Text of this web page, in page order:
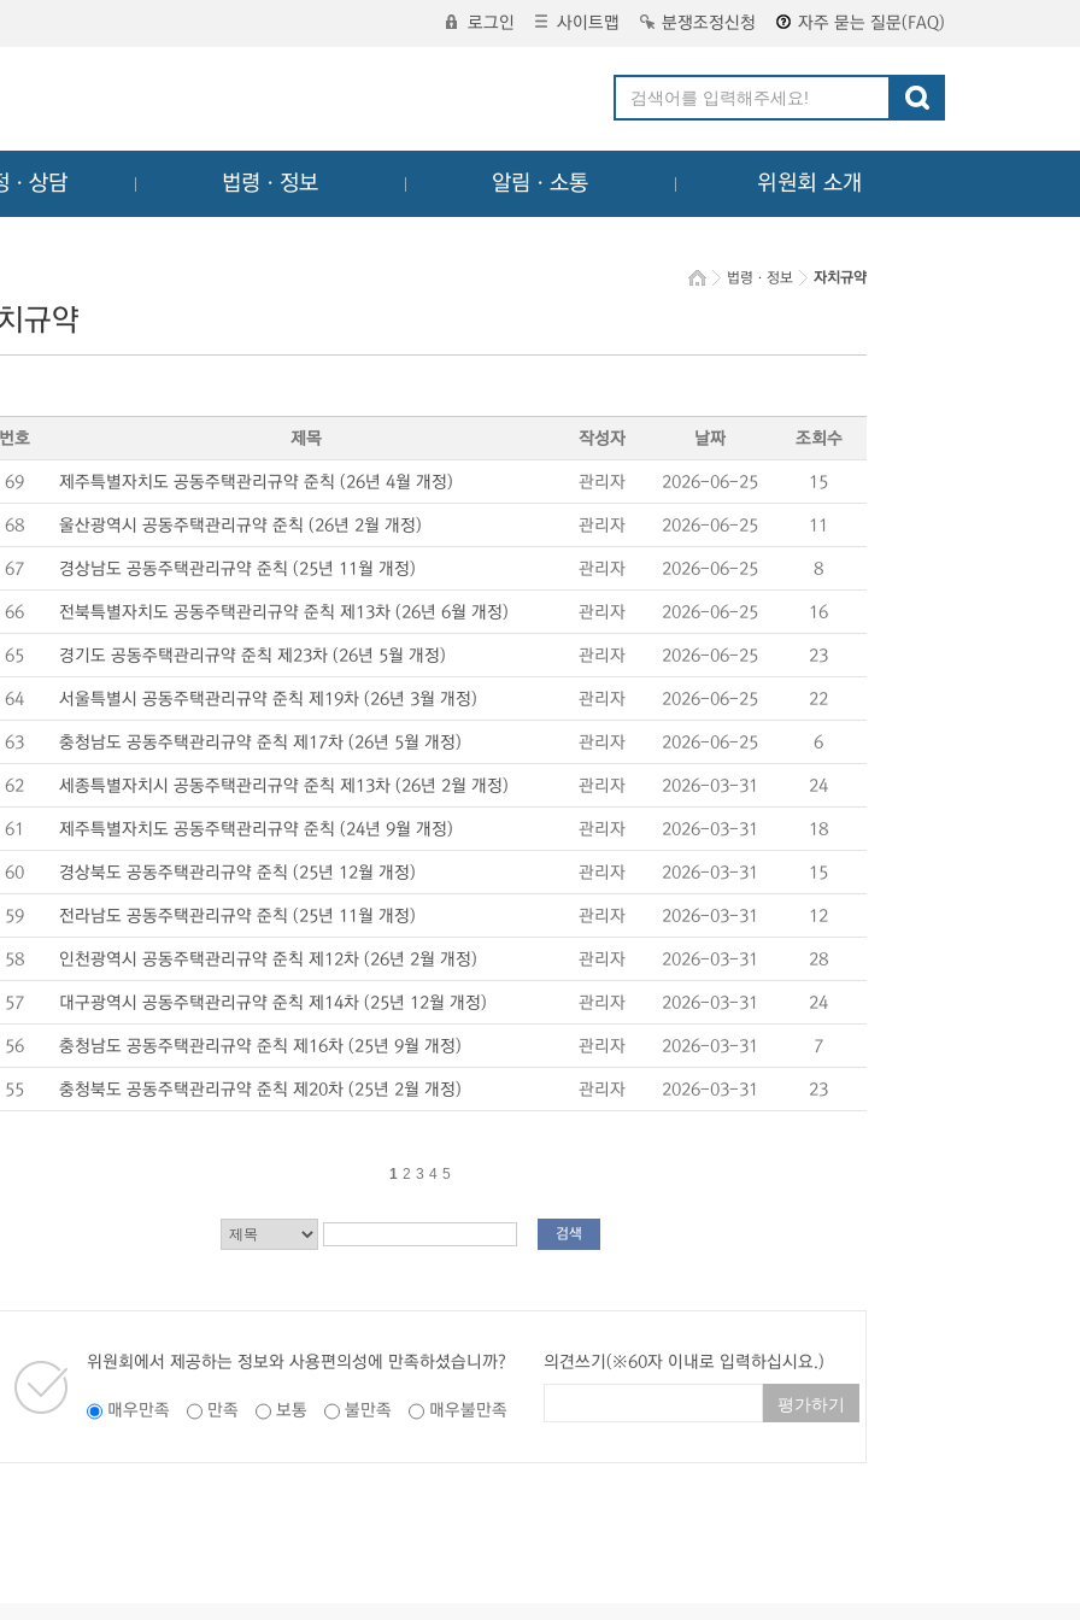
로그인 사이트맵 분쟁조정신청 자주 묻는 질문(FAQ)
ㆍ상담 법령ㆍ정보 알림ㆍ소통 위원회 소개
법령ㆍ정보 자치규약
규약
호 제목 작성자 날짜 조회수
69 제주특별자치도 공동주택관리규약 준칙 (26년 4월 개정) 관리자 2026-06-25 15
68 울산광역시 공동주택관리규약 준칙 (26년 2월 개정) 관리자 2026-06-25 11
67 경상남도 공동주택관리규약 준칙 (25년 11월 개정) 관리자 2026-06-25 8
66 전북특별자치도 공동주택관리규약 준칙 제13차 (26년 6월 개정) 관리자 2026-06-25 16
65 경기도 공동주택관리규약 준칙 제23차 (26년 5월 개정) 관리자 2026-06-25 23
64 서울특별시 공동주택관리규약 준칙 제19차 (26년 3월 개정) 관리자 2026-06-25 22
63 충청남도 공동주택관리규약 준칙 제17차 (26년 5월 개정) 관리자 2026-06-25 6
62 세종특별자치시 공동주택관리규약 준칙 제13차 (26년 2월 개정) 관리자 2026-03-31 24
61 제주특별자치도 공동주택관리규약 준칙 (24년 9월 개정) 관리자 2026-03-31 18
60 경상북도 공동주택관리규약 준칙 (25년 12월 개정) 관리자 2026-03-31 15
59 전라남도 공동주택관리규약 준칙 (25년 11월 개정) 관리자 2026-03-31 12
58 인천광역시 공동주택관리규약 준칙 제12차 (26년 2월 개정) 관리자 2026-03-31 28
57 대구광역시 공동주택관리규약 준칙 제14차 (25년 12월 개정) 관리자 2026-03-31 24
56 충청남도 공동주택관리규약 준칙 제16차 (25년 9월 개정) 관리자 2026-03-31 7
55 충청북도 공동주택관리규약 준칙 제20차 (25년 2월 개정) 관리자 2026-03-31 23
1 2 3 4 5
검색
위원회에서 제공하는 정보와 사용편의성에 만족하셨습니까?
매우만족 만족 보통 불만족 매우불만족
의견쓰기(※60자 이내로 입력하십시요.)